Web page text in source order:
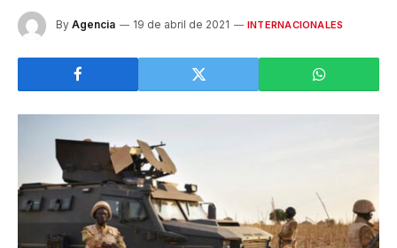
By Agencia 19 de abril de 2021 INTERNACIONALES